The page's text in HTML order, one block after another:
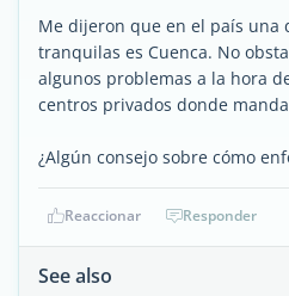
Me dijeron que en el país una
tranquilas es Cuenca. No
algunos problemas a la hora
centros privados donde
¿Algún consejo sobre cómo
Reaccionar Responder
See also